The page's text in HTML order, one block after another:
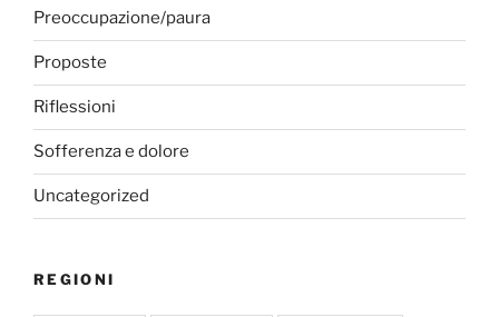
Preoccupazione/paura
Proposte
Riflessioni
Sofferenza e dolore
Uncategorized
REGIONI